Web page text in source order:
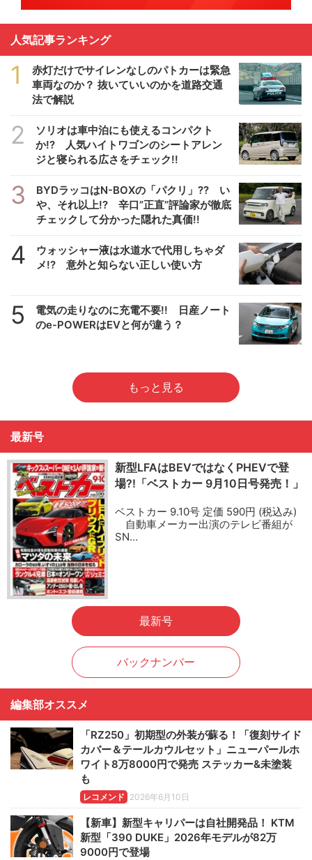
人気記事ランキング
1
赤灯だけでサイレンなしのパトカーは緊急
車両なのか？ 抜いていいのかを道路交通
法で解説
2
ソリオは車中泊にも使えるコンパクト
か!? 人気ハイトワゴンのシートアレン
ジと寝られる広さをチェック!!
3
BYDラッコはN-BOXの「パクリ」?? い
や、それ以上!? 辛口”正直”評論家が徹底
チェックして分かった隠れた真価!!
4
ウォッシャー液は水道水で代用しちゃダ
メ!? 意外と知らない正しい使い方
5
電気の走りなのに充電不要!! 日産ノート
のe-POWERはEVと何が違う？
もっと見る
最新号
新型LFAはBEVではなくPHEVで登
場?!「ベストカー 9月10日号発売！」
ベストカー 9.10号 定価 590円 (税込み)
自動車メーカー出演のテレビ番組が
SN…
最新号
バックナンバー
編集部オススメ
「RZ250」初期型の外装が蘇る！「復刻サイド
カバー＆テールカウルセット」ニューパールホ
ワイト8万8000円で発売 ステッカー&未塗装
も
レコメンド 2026年6月10日
【新車】新型キャリパーは自社開発品！ KTM
新型「390 DUKE」2026年モデルが82万
9000円で登場